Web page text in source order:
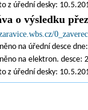
z úřední desky:
o výsledku
na úřední desce
na elektron. desce:
z úřední desky: